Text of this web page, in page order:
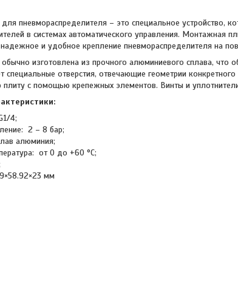
пневмораспределителя – это специальное устройство,
в системах автоматического управления. Монтажная
и удобное крепление пневмораспределителя на
изготовлена из прочного алюминиевого сплава, что
специальные отверстия, отвечающие геометрии
с помощью крепежных элементов. Винты и
4;
2 – 8 бар;
алюминия;
от 0 до +60 °C;
мм